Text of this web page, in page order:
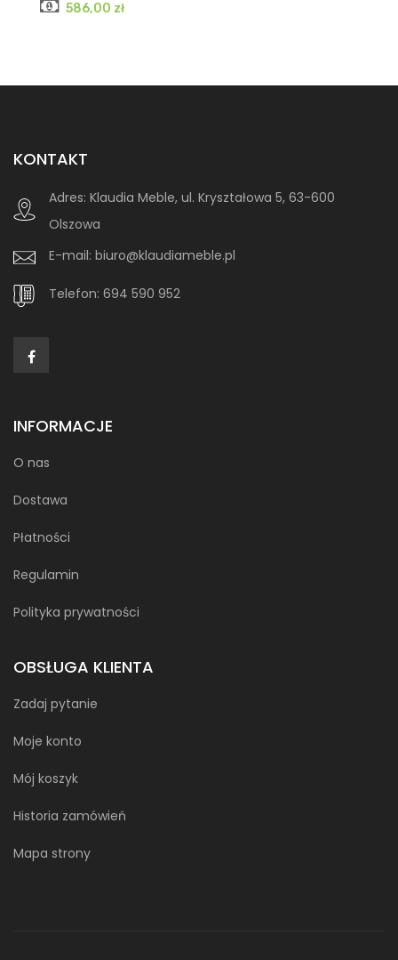
Cena
586,00 zł
KONTAKT
Adres: Klaudia Meble, ul. Kryształowa 5, 63-600
Olszowa
E-mail: biuro@klaudiameble.pl
Telefon: 694 590 952
INFORMACJE
O nas
Dostawa
Płatności
Regulamin
Polityka prywatności
OBSŁUGA KLIENTA
Zadaj pytanie
Moje konto
Mój koszyk
Historia zamówień
Mapa strony